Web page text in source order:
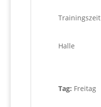
Trainingszeit
Halle
Tag: Freitag